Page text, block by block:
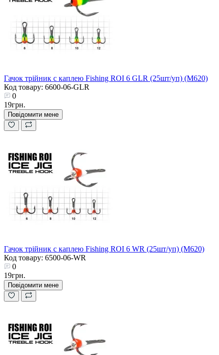
Гачок трійник с каплею Fishing ROI 6 GLR (25шт/уп) (M620)
Код товару: 6600-06-GLR
0
19грн.
Повідомити мене
Гачок трійник с каплею Fishing ROI 6 WR (25шт/уп) (M620)
Код товару: 6500-06-WR
0
19грн.
Повідомити мене